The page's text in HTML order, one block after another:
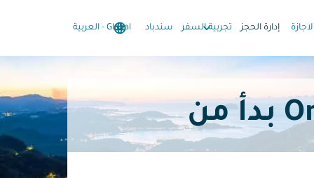
إدارة الحجز تجربية السفر
keyboard_arrow_down سندباد language
Global
- العربية keyboard_arrow_down